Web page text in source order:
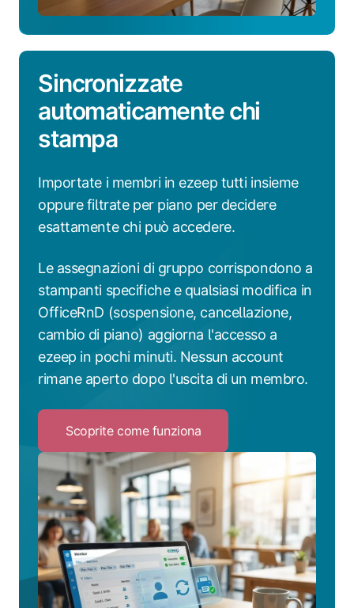
Sincronizzate
automaticamente chi
stampa
Importate i membri in ezeep tutti insieme
oppure filtrate per piano per decidere
esattamente chi può accedere.
Le assegnazioni di gruppo corrispondono a
stampanti specifiche e qualsiasi modifica in
OfficeRnD (sospensione, cancellazione,
cambio di piano) aggiorna l'accesso a
ezeep in pochi minuti. Nessun account
rimane aperto dopo l'uscita di un membro.
Scoprite come funziona
to
come
funziona